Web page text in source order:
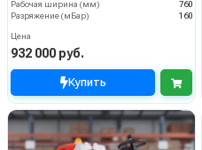
Рабочая ширина (мм)
760
Разряжение (мБар)
160
Цена
932 000 руб.
Купить